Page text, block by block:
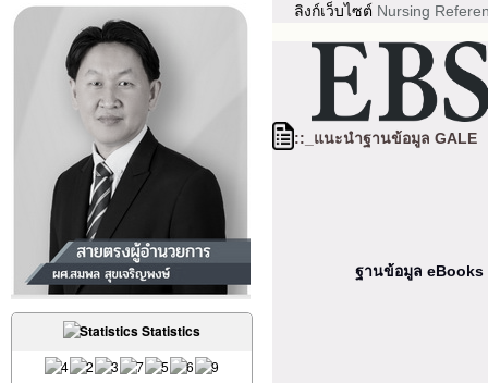
Statistics
ลิงก์เว็บไซต์ Nursing
::_แนะนำฐานข้อมูล GALE
ฐานข้อมูล eBooks